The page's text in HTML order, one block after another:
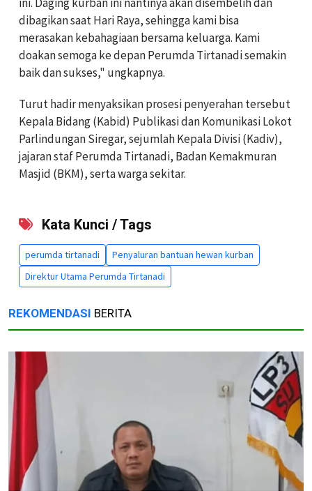
dibagikan saat Hari Raya, sehingga kami bisa
merasakan kebahagiaan bersama keluarga. Kami
doakan semoga ke depan Perumda Tirtanadi semakin
baik dan sukses," ungkapnya.
Turut hadir menyaksikan prosesi penyerahan tersebut
Kepala Bidang (Kabid) Publikasi dan Komunikasi Lokot
Parlindungan Siregar, sejumlah Kepala Divisi (Kadiv),
jajaran staf Perumda Tirtanadi, Badan Kemakmuran
Masjid (BKM), serta warga sekitar.
Kata Kunci / Tags
perumda tirtanadi
Penyaluran bantuan hewan kurban
Direktur Utama Perumda Tirtanadi
REKOMENDASI BERITA